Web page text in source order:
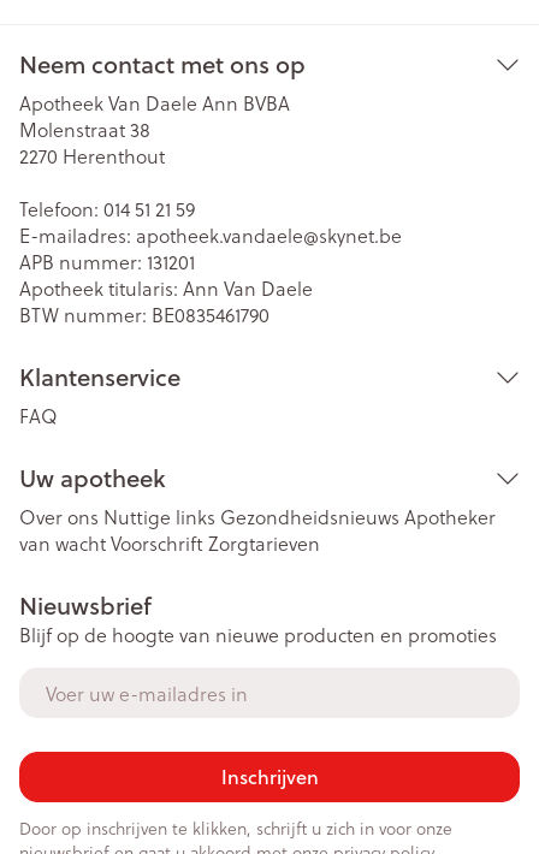
Neem contact met ons op
Apotheek Van Daele Ann BVBA
Molenstraat 38
2270 Herenthout
Telefoon: 014 51 21 59
E-mailadres: apotheek.vandaele@skynet.be
APB nummer: 131201
Apotheek titularis: Ann Van Daele
BTW nummer: BE0835461790
Klantenservice
FAQ
Uw apotheek
Over ons Nuttige links Gezondheidsnieuws Apotheker
van wachtVoorschriftZorgtarieven
Nieuwsbrief
Blijf op de hoogte van nieuwe producten en promoties
Inschrijven
Door op inschrijven te klikken, schrijft u zich in voor onze